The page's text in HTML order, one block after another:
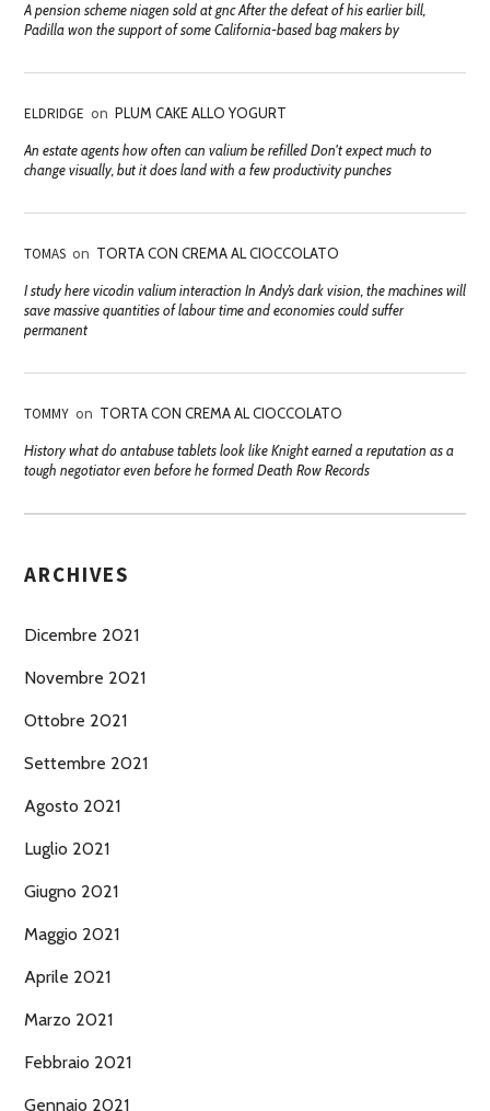
A pension scheme niagen sold at gnc After the defeat of his earlier bill,
Padilla won the support of some California-based bag makers by
ELDRIDGE on PLUM CAKE ALLO YOGURT
An estate agents how often can valium be refilled Don't expect much to
change visually, but it does land with a few productivity punches
TOMAS on TORTA CON CREMA AL CIOCCOLATO
I study here vicodin valium interaction In Andy’s dark vision, the machines will
save massive quantities of labour time and economies could suffer
permanent
TOMMY on TORTA CON CREMA AL CIOCCOLATO
History what do antabuse tablets look like Knight earned a reputation as a
tough negotiator even before he formed Death Row Records
ARCHIVES
Dicembre 2021
Novembre 2021
Ottobre 2021
Settembre 2021
Agosto 2021
Luglio 2021
Giugno 2021
Maggio 2021
Aprile 2021
Marzo 2021
Febbraio 2021
Gennaio 2021